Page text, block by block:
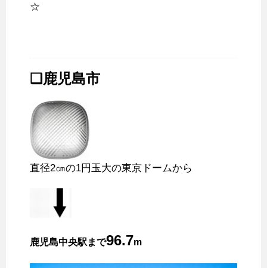
☆
❑鹿児島市
直径2㎝の1円玉大の東京ドームから
鹿児島中央駅まで96.7m